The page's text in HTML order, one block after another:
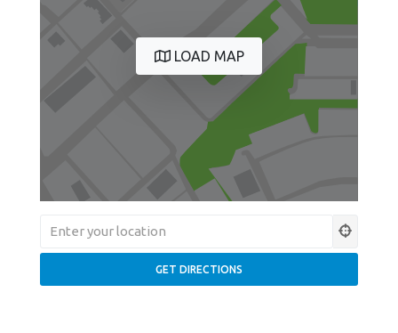
LOAD MAP